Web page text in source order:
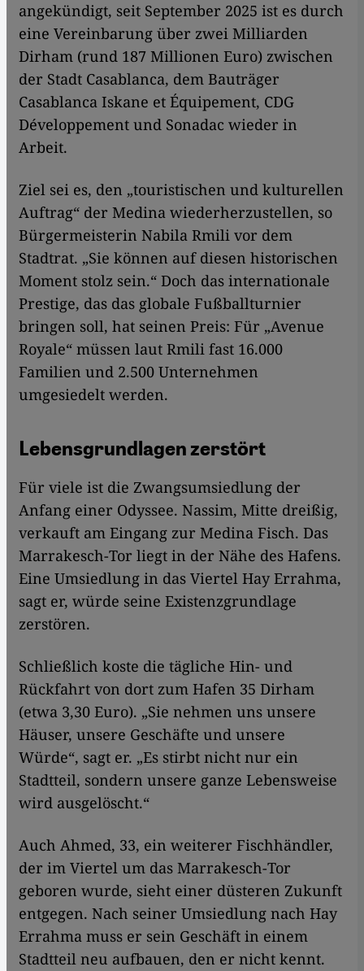
angekündigt, seit September 2025 ist es durch
eine Vereinbarung über zwei Milliarden
Dirham (rund 187 Millionen Euro) zwischen
der Stadt Casablanca, dem Bauträger
Casablanca Iskane et Équipement, CDG
Développement und Sonadac wieder in
Arbeit.
Ziel sei es, den „touristischen und kulturellen
Auftrag“ der Medina wiederherzustellen, so
Bürgermeisterin Nabila Rmili vor dem
Stadtrat. „Sie können auf diesen historischen
Moment stolz sein.“ Doch das internationale
Prestige, das das globale Fußballturnier
bringen soll, hat seinen Preis: Für „Avenue
Royale“ müssen laut Rmili fast 16.000
Familien und 2.500 Unternehmen
umgesiedelt werden.
Lebensgrundlagen zerstört
Für viele ist die Zwangsumsiedlung der
Anfang einer Odyssee. Nassim, Mitte dreißig,
verkauft am Eingang zur Medina Fisch. Das
Marrakesch-Tor liegt in der Nähe des Hafens.
Eine Umsiedlung in das Viertel Hay Errahma,
sagt er, würde seine Existenzgrundlage
zerstören.
Schließlich koste die tägliche Hin- und
Rückfahrt von dort zum Hafen 35 Dirham
(etwa 3,30 Euro). „Sie nehmen uns unsere
Häuser, unsere Geschäfte und unsere
Würde“, sagt er. „Es stirbt nicht nur ein
Stadtteil, sondern unsere ganze Lebensweise
wird ausgelöscht.“
Auch Ahmed, 33, ein weiterer Fischhändler,
der im Viertel um das Marrakesch-Tor
geboren wurde, sieht einer düsteren Zukunft
entgegen. Nach seiner Umsiedlung nach Hay
Errahma muss er sein Geschäft in einem
Stadtteil neu aufbauen, den er nicht kennt.